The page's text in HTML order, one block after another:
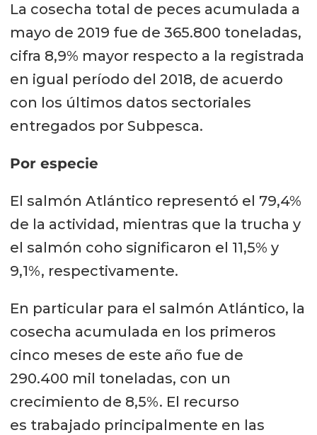
La cosecha total de peces acumulada a
mayo de 2019 fue de 365.800 toneladas,
cifra 8,9% mayor respecto a la registrada
en igual período del 2018, de acuerdo
con los últimos datos sectoriales
entregados por Subpesca.
Por especie
El salmón Atlántico representó el 79,4%
de la actividad, mientras que la trucha y
el salmón coho significaron el 11,5% y
9,1%, respectivamente.
En particular para el salmón Atlántico, la
cosecha acumulada en los primeros
cinco meses de este año fue de
290.400 mil toneladas, con un
crecimiento de 8,5%. El recurso
es trabajado principalmente en las